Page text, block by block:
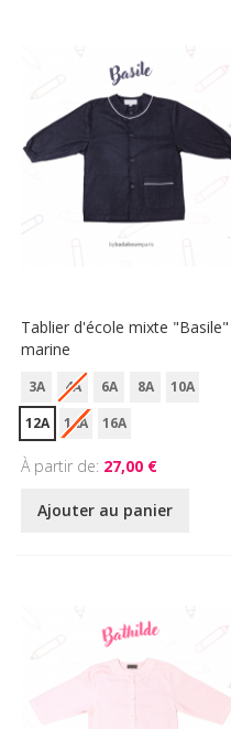
Tablier d'école mixte "Basile"
marine
3A 4A 6A 8A
10A
12A
14A 16A
À partir de 27,00 €
Ajouter au panier